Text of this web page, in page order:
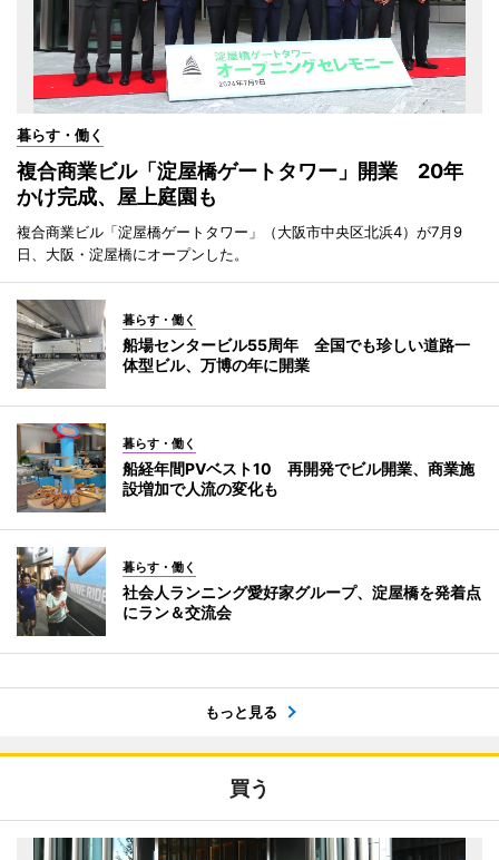
暮らす・働く
複合商業ビル「淀屋橋ゲートタワー」開業 20年
かけ完成、屋上庭園も
複合商業ビル「淀屋橋ゲートタワー」（大阪市中央区北浜4）が7月9
日、大阪・淀屋橋にオープンした。
暮らす・働く
船場センタービル55周年 全国でも珍しい道路一
体型ビル、万博の年に開業
暮らす・働く
船経年間PVベスト10 再開発でビル開業、商業施
設増加で人流の変化も
暮らす・働く
社会人ランニング愛好家グループ、淀屋橋を発着点
にラン＆交流会
もっと見る
買う